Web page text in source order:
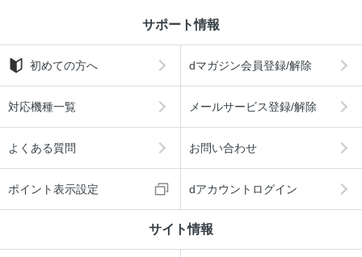
サポート情報
初めての方へ dマガジン会員登録/解除
対応機種一覧 メールサービス登録/解除
よくある質問 お問い合わせ
ポイント表示設定 dアカウントログイン
サイト情報